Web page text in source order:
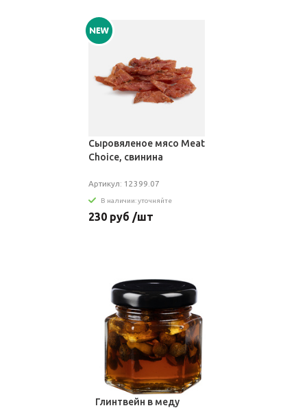
Сыровяленое мясо Meat
Choice, свинина
Артикул: 12399.07
В наличии: уточняйте
230 руб /шт
Глинтвейн в меду